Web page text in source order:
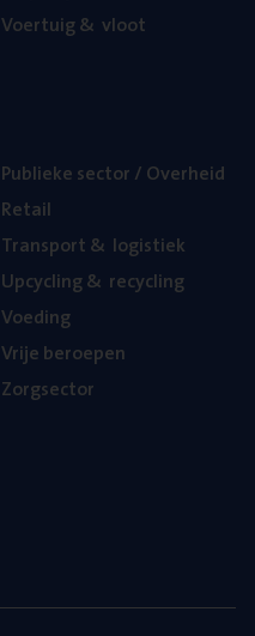
Voer­tuig& vloot
Publie­ke sec­tor / Overheid
Retail
Trans­port& logistiek
Upcy­cling& recycling
Voe­ding
Vrije beroe­pen
Zorg­sec­tor